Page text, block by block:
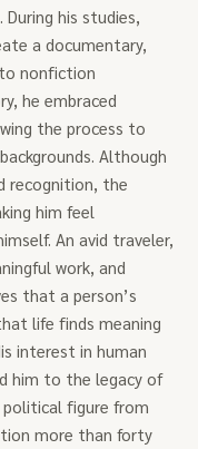
his studies,
a documentary,
nonfiction
he embraced
the process to
Although
recognition, the
him feel
An avid traveler,
work, and
that a person’s
life finds meaning
interest in human
him to the legacy of
political figure from
more than forty